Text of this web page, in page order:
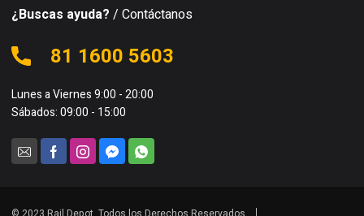
¿Buscas ayuda? / Contáctanos
81 1600 5603
Lunes a Viernes 9:00 - 20:00
Sábados: 09:00 - 15:00